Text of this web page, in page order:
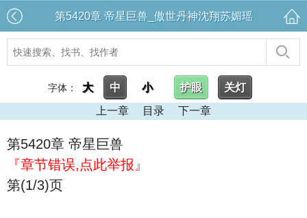
第5420章 帝星巨兽_傲世丹神沈翔苏媚瑶
字体： 大 中 小 护眼
关灯
上一章
目录 下一章
第5420章 帝星巨兽
『章节错误,点此举报』
第(1/3)页